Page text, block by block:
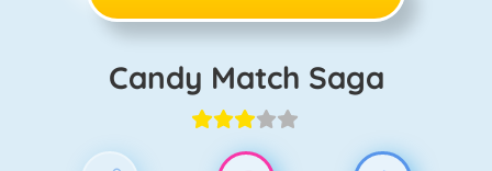
Candy Match Saga